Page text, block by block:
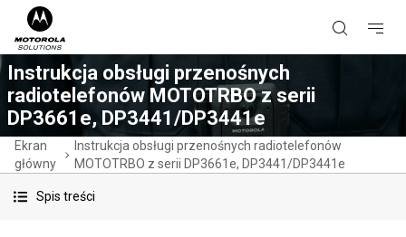
Instrukcja obsługi przenośnych
radiotelefonów MOTOTRBO z serii
DP3661e, DP3441/DP3441e
Ekran
główny
Instrukcja obsługi przenośnych radiotelefonów
MOTOTRBO z serii DP3661e, DP3441/DP3441e
Spis treści